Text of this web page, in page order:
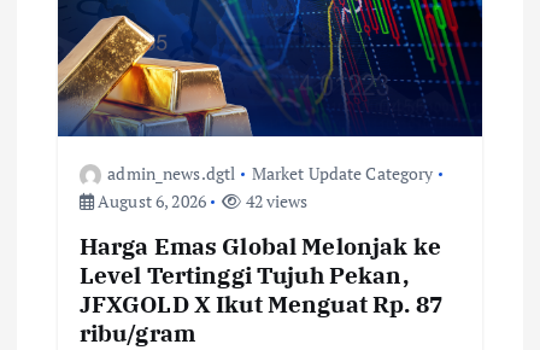
admin_news.dgtl
Market Update Category
August 6, 2026
42 views
Harga Emas Global Melonjak ke
Level Tertinggi Tujuh Pekan,
JFXGOLD X Ikut Menguat Rp. 87
ribu/gram